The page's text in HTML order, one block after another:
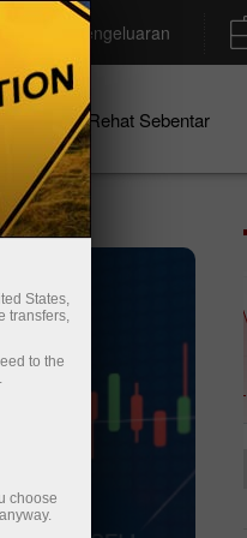
Deposit/Pengeluaran
Rehat Sebentar
States,
transfers,
to the
choose